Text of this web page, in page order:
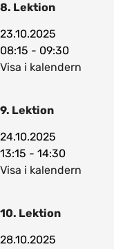
8. Lektion
23.10.2025
08:15 - 09:30
Visa i kalendern
9. Lektion
24.10.2025
13:15 - 14:30
Visa i kalendern
10. Lektion
28.10.2025